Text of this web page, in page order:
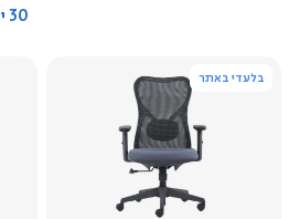
30 ימי ניסיון + שנתיים אחריות
בלעדי באתר
צפייה
מהירה